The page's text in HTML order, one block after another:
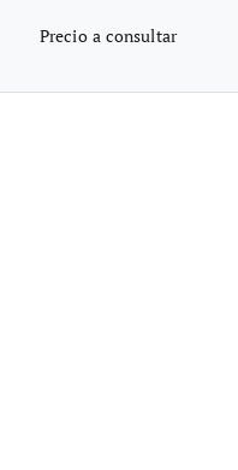
Precio a consultar